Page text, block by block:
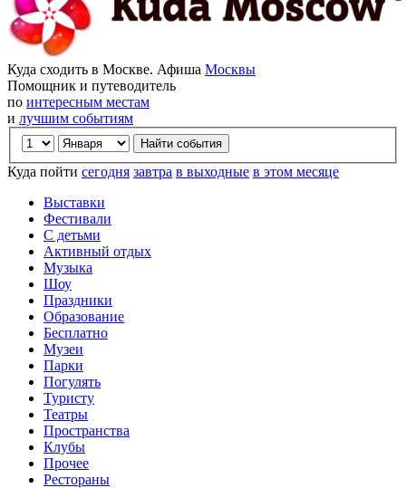
Куда сходить в Москве. Афиша Москвы
Помощник и путеводитель
по интересным местам
и лучшим событиям
Куда пойти сегодня завтра в выходные в этом месяце
Выставки
Фестивали
С детьми
Активный отдых
Музыка
Шоу
Праздники
Образование
Бесплатно
Музеи
Парки
Погулять
Туристу
Театры
Пространства
Клубы
Прочее
Рестораны